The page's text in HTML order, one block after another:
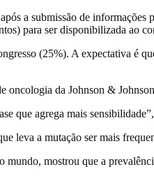
a submissão de informações
para ser disponibilizada ao
(25%). A expectativa é
oncologia da Johnson &
que agrega mais
leva a mutação ser mais
mundo, mostrou que a